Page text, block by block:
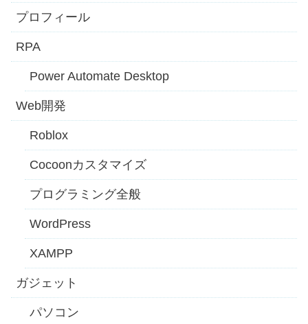
プロフィール
RPA
Power Automate Desktop
Web開発
Roblox
Cocoonカスタマイズ
プログラミング全般
WordPress
XAMPP
ガジェット
パソコン